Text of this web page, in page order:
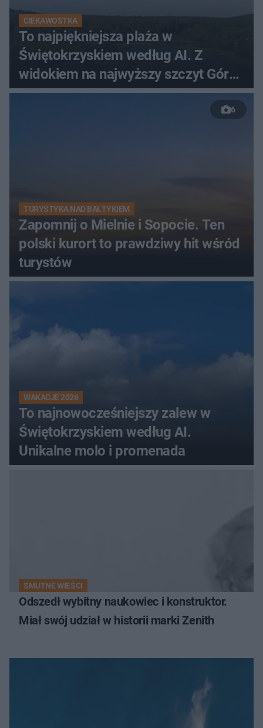
CIEKAWOSTKA
To najpiękniejsza plaża w
Świętokrzyskiem według AI. Z
widokiem na najwyższy szczyt Gór
Świętokrzyskich
6
TURYSTYKA NAD BAŁTYKIEM
Zapomnij o Mielnie i Sopocie. Ten
polski kurort to prawdziwy hit wśród
turystów
WAKACJE 2026
To najnowocześniejszy zalew w
Świętokrzyskiem według AI.
Unikalne molo i promenada
SMUTNE WIEŚCI
Odszedł wybitny naukowiec i konstruktor.
Miał swój udział w historii marki Zenith